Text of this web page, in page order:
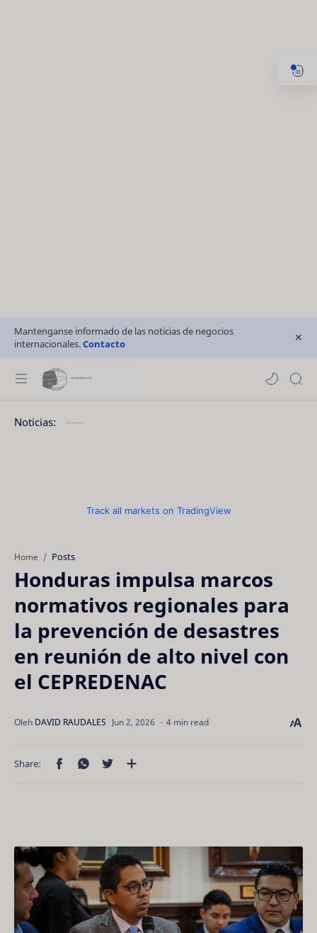
Mantenganse informado de las noticias de negocios
internacionales.Contacto
Noticias:
Track all markets on TradingView
Home Posts
Honduras impulsa marcos
normativos regionales para
la prevención de desastres
en reunión de alto nivel con
el CEPREDENAC
4 min read